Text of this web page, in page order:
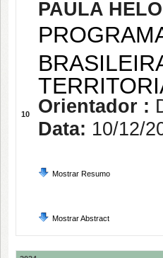
10
PAULA
Orientador :
Data: 10/12/
Mostrar Resumo
Mostrar Abstract